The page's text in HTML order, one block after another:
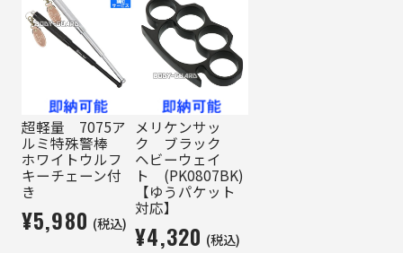
超軽量 7075ア
ルミ特殊警棒
ホワイトウルフ
キーチェーン付
き
¥5,980 (税込)
メリケンサッ
ク ブラック
ヘビーウェイ
ト (PK0807BK)
【ゆうパケット
対応】
¥4,320 (税込)